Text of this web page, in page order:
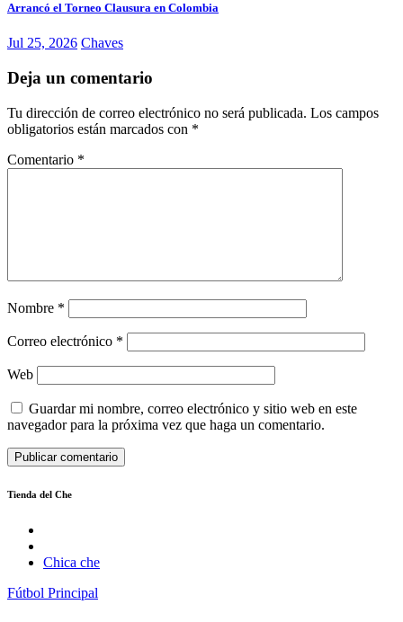
Arrancó el Torneo Clausura en Colombia
Jul 25, 2026 Chaves
Deja un comentario
Tu dirección de correo electrónico no será publicada. Los campos
obligatorios están marcados con *
Comentario *
Nombre *
Correo electrónico *
Web
Guardar mi nombre, correo electrónico y sitio web en este
navegador para la próxima vez que haga un comentario.
Tienda del Che
Chica che
Fútbol Principal